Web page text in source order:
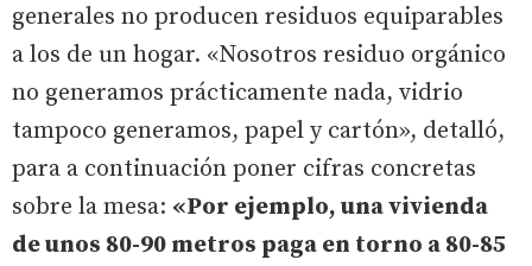
generales no producen residuos equiparables
a los de un hogar. «Nosotros residuo orgánico
no generamos prácticamente nada, vidrio
tampoco generamos, papel y cartón», detalló,
para a continuación poner cifras concretas
sobre la mesa: «Por ejemplo, una vivienda
de unos 80-90 metros paga en torno a 80-85